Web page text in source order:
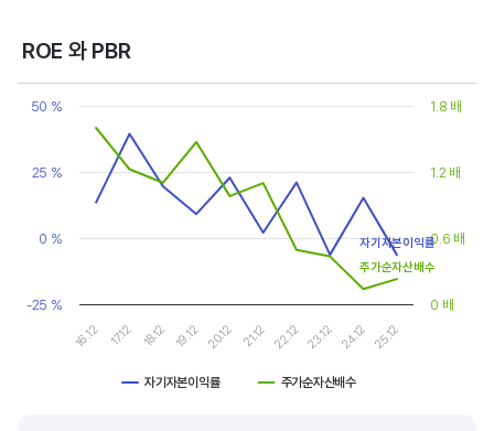
주당배당금의 비율입니다. 예를 들어 A 주식을 주당 100 달러에 매수하고 주당배당금으로
높을수록 좋습니다.
ROE 와 PBR
Chart
Line chart with 2 lines.
View as data table, Chart
The chart has 1 X axis displaying categories.
The chart has 2 Y axes displaying values, and values.
자기자본이익률 주가순자산배수
16.12 17.12 18.12 19.12 20.12 21.12 22.12 23.12 24.12 25.12
-25 %
0 %
25 %
50 %
0 배
0.6 배
1.2 배
1.8 배
자기자본이익률
주가순자산배수